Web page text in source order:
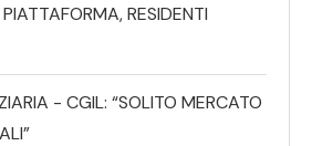
RESIDENTI
- CGIL: “SOLITO MERCATO